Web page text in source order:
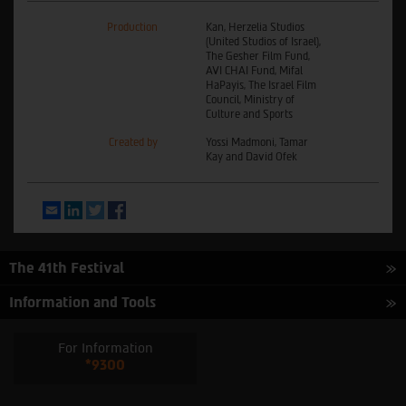
Production
Kan, Herzelia Studios
(United Studios of Israel),
The Gesher Film Fund,
AVI CHAI Fund, Mifal
HaPayis, The Israel Film
Council, Ministry of
Culture and Sports
Created by
Yossi Madmoni, Tamar
Kay and David Ofek
EmailLinkedInTwitter
The 41th Festival
Information and Tools
For Information
*9300